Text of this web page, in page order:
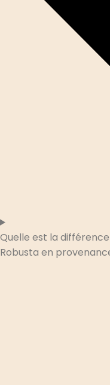
Quelle est la
Robusta en